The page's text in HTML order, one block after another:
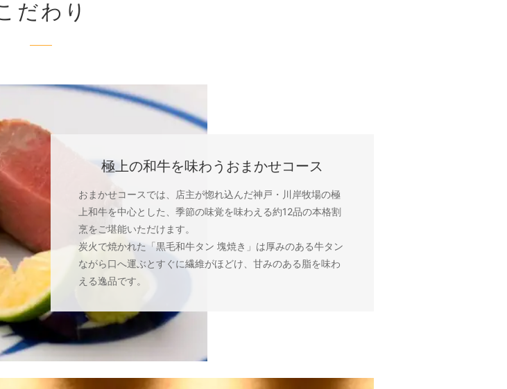
だわり
極上の和牛を味わうおまかせコース
おまかせコースでは、店主が惚れ込んだ神戸・川岸牧場の極
上和牛を中心とした、季節の味覚を味わえる約12品の本格割
烹をご堪能いただけます。
炭火で焼かれた「黒毛和牛タン 塊焼き」は厚みのある牛タン
ながら口へ運ぶとすぐに繊維がほどけ、甘みのある脂を味わ
える逸品です。